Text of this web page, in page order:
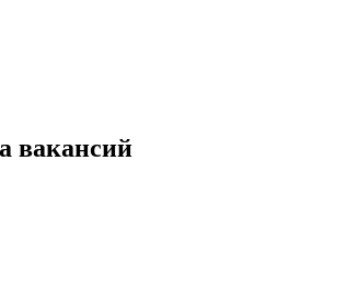
вакансий